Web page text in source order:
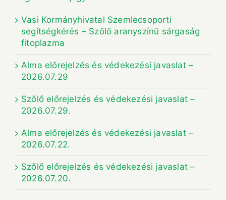
Vasi Kormányhivatal Szemlecsoporti
segítségkérés – Szőlő aranyszínű sárgaság
fitoplazma
Alma előrejelzés és védekezési javaslat –
2026.07.29
Szőlő előrejelzés és védekezési javaslat –
2026.07.29.
Alma előrejelzés és védekezési javaslat –
2026.07.22.
Szőlő előrejelzés és védekezési javaslat –
2026.07.20.